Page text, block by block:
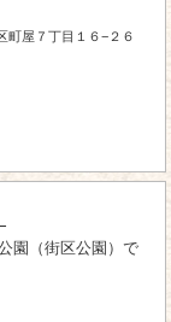
町屋７丁目１６−２６
園（街区公園）で